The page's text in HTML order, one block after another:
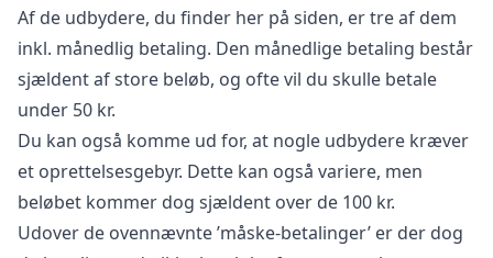
Af de udbydere, du finder her på siden, er tre af dem
inkl. månedlig betaling. Den månedlige betaling består
sjældent af store beløb, og ofte vil du skulle betale
under 50 kr.
Du kan også komme ud for, at nogle udbydere kræver
et oprettelsesgebyr. Dette kan også variere, men
beløbet kommer dog sjældent over de 100 kr.
Udover de ovennævnte ’måske-betalinger’ er der dog